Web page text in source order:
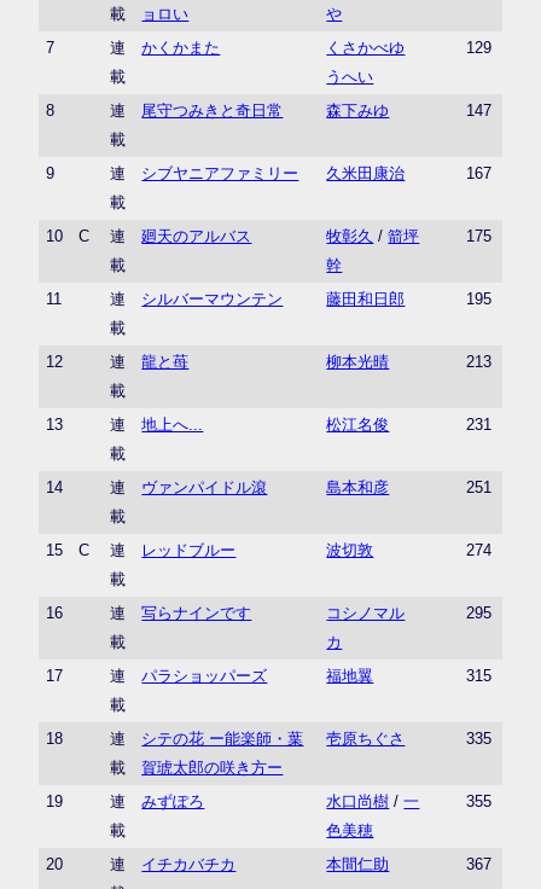
載
ョロい
や
7
連
載
かくかまた
くさかべゆ
うへい
129
8
連
載
尾守つみきと奇日常 森下みゆ 147
9
連
載
シブヤニアファミリー 久米田康治 167
10 C
連
載
廻天のアルバス 牧彰久 /箭坪
幹
175
11
連
載
シルバーマウンテン 藤田和日郎 195
12
連
載
龍と苺 柳本光晴 213
13
連
載
地上へ... 松江名俊 231
14
連
載
ヴァンパイドル滾 島本和彦 251
15 C
連
載
レッドブルー 波切敦 274
16
連
載
写らナインです
コシノマル
カ
295
17
連
載
パラショッパーズ 福地翼 315
18
連
載
シテの花 ー能楽師・葉
賀琥太郎の咲き方ー
壱原ちぐさ 335
19
連
載
みずぽろ 水口尚樹 /一
色美穂
355
20
連
イチカバチカ 本間仁助 367